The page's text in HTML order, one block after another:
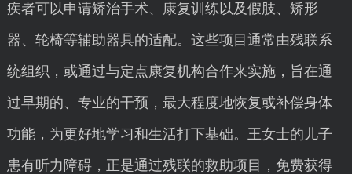
疾者可以申请矫治手术、康复训练以及假肢、矫形
器、轮椅等辅助器具的适配。这些项目通常由残联系
统组织，或通过与定点康复机构合作来实施，旨在通
过早期的、专业的干预，最大程度地恢复或补偿身体
功能，为更好地学习和生活打下基础。王女士的儿子
患有听力障碍，正是通过残联的救助项目，免费获得